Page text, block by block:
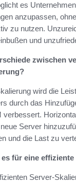
es
anzupassen,
zu nutzen.
und
zwischen
wird die
durch das
verbessert.
Server
und die Last zu
für eine
Server-